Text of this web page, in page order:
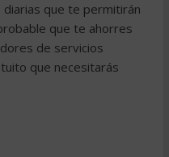
que te permitirán
que te ahorres
de servicios
que necesitarás